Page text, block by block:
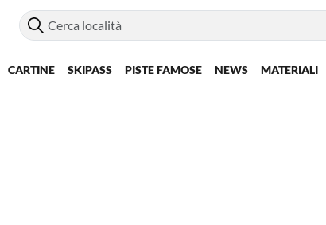
CARTINE SKIPASS PISTE FAMOSE NEWS MATERIALI